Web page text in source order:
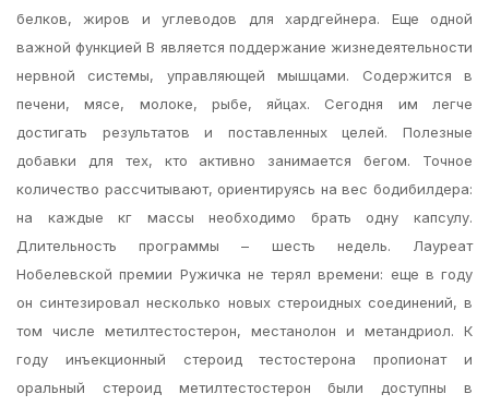
белков, жиров и углеводов для хардгейнера. Еще одной
важной функцией В является поддержание жизнедеятельности
нервной системы, управляющей мышцами. Содержится в
печени, мясе, молоке, рыбе, яйцах. Сегодня им легче
достигать результатов и поставленных целей. Полезные
добавки для тех, кто активно занимается бегом. Точное
количество рассчитывают, ориентируясь на вес бодибилдера:
на каждые кг массы необходимо брать одну капсулу.
Длительность программы – шесть недель. Лауреат
Нобелевской премии Ружичка не терял времени: еще в году
он синтезировал несколько новых стероидных соединений, в
том числе метилтестостерон, местанолон и метандриол. К
году инъекционный стероид тестостерона пропионат и
оральный стероид метилтестостерон были доступны в